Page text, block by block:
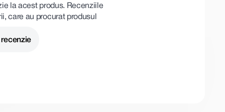
la acest produs. Recenziile
care au procurat produsul
recenzie